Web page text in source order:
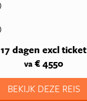
17 dagen excl ticket
va€ 4550
BEKIJK DEZE REIS